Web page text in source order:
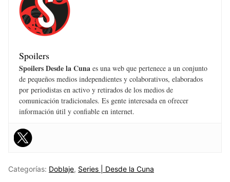
Spoilers
Spoilers Desde la Cuna es una web que pertenece a un conjunto
de pequeños medios independientes y colaborativos, elaborados
por periodistas en activo y retirados de los medios de
comunicación tradicionales. Es gente interesada en ofrecer
información útil y confiable en internet.
Categorías: Doblaje, Series | Desde la Cuna